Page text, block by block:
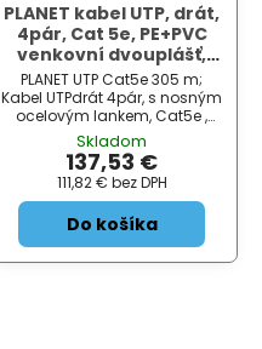
PLANET kabel UTP, drát,
4pár, Cat 5e, PE+PVC
venkovní dvouplášť,
ocelové nosné lanko,
Fca, (balení 305m)
PLANET UTP Cat5e 305 m;
Kabel UTPdrát 4pár, s nosným
ocelovým lankem, Cat5e ,
balení 305 m na dřevěné
cívce, venkovní, černý. Kabel
pro realizací sítí Fast Ethernet
(IEEE 802.3u), Gigabit Ethernet
(IEEE 802.3ab...
Skladom
137,53 €
111,82 € bez DPH
Do košíka